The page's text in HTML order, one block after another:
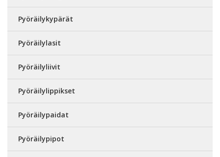
Pyöräilykypärät
Pyöräilylasit
Pyöräilyliivit
Pyöräilylippikset
Pyöräilypaidat
Pyöräilypipot